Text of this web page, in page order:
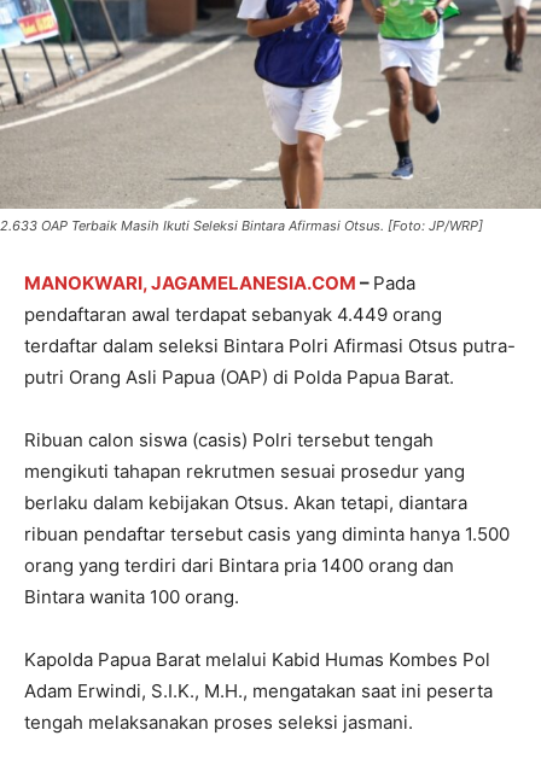
2.633 OAP Terbaik Masih Ikuti Seleksi Bintara Afirmasi Otsus. [Foto: JP/WRP]
MANOKWARI, JAGAMELANESIA.COM – Pada
pendaftaran awal terdapat sebanyak 4.449 orang
terdaftar dalam seleksi Bintara Polri Afirmasi Otsus putra-
putri Orang Asli Papua (OAP) di Polda Papua Barat.
Ribuan calon siswa (casis) Polri tersebut tengah
mengikuti tahapan rekrutmen sesuai prosedur yang
berlaku dalam kebijakan Otsus. Akan tetapi, diantara
ribuan pendaftar tersebut casis yang diminta hanya 1.500
orang yang terdiri dari Bintara pria 1400 orang dan
Bintara wanita 100 orang.
Kapolda Papua Barat melalui Kabid Humas Kombes Pol
Adam Erwindi, S.I.K., M.H., mengatakan saat ini peserta
tengah melaksanakan proses seleksi jasmani.